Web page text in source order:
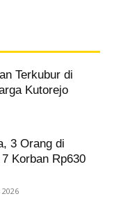
Terkubur di
Kutorejo
3 Orang di
Korban Rp630